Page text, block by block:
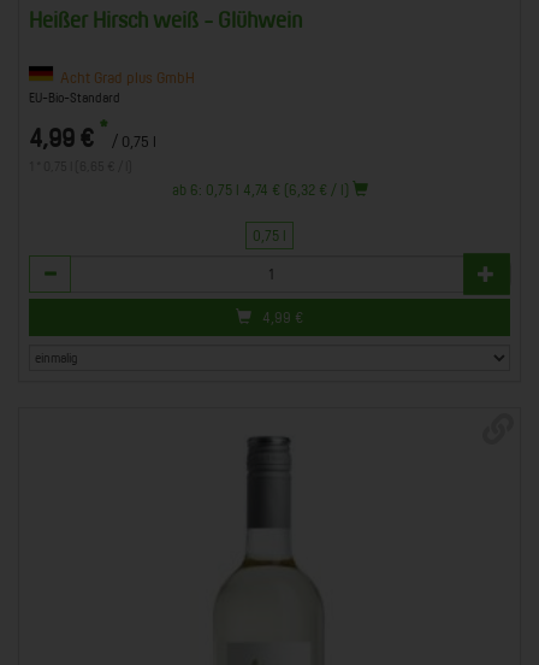
Heißer Hirsch weiß - Glühwein
Acht Grad plus GmbH
EU-Bio-Standard
4,99 € * / 0,75 l
ab 6: 0,75 l 4,74 € (6,32 € / l)
0,75 l
Anzahl
4,99 €